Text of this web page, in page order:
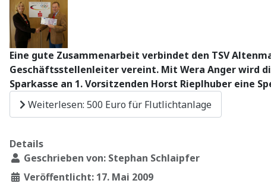
Eine gute Zusammenarbeit verbindet den TSV
Geschäftsstellenleiter vereint. Mit Wera Anger wird
Sparkasse an 1. Vorsitzenden Horst Rieplhuber eine
Weiterlesen: 500 Euro für Flutlichtanlage
Details
Geschrieben von: Stephan Schlaipfer
Veröffentlicht: 17. Mai 2009